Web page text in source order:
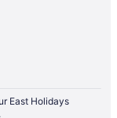
East Holidays